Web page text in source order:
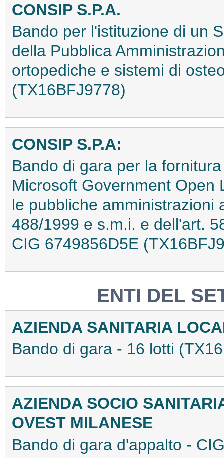
CONSIP S.P.A.
Bando per l'istituzione di un
della Pubblica
ortopediche e sistemi di
(TX16BFJ9778)
CONSIP S.P.A:
Bando di gara per la
Microsoft Government Open
le pubbliche amministrazioni
488/1999 e s.m.i. e dell'art.
CIG 6749856D5E
ENTI DEL
AZIENDA SANITARIA
Bando di gara - 16 lotti
AZIENDA SOCIO
OVEST MILANESE
Bando di gara d'appalto -